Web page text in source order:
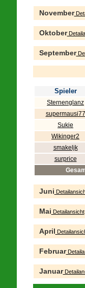
November
Oktober
September
Spieler
Sternenglanz
supermausi77
Sukie
Wikinger2
smakeljk
surprice
Juni
Mai Detailansicht
April
Februar
Januar